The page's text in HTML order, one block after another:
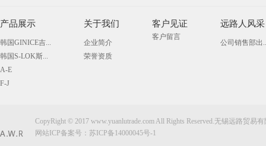
产品展示
韩国GINICE吉...
韩国S-LOK斯...
A-E
F-J
关于我们
企业简介
荣誉资质
客户见证
客户留言
远路人风采
公司销售部出
CopyRight © 2017 www.yuanlutrade.com All Rights Reserved.无锡远路贸易
网站ICP备案号： 苏ICP备14000045号-1